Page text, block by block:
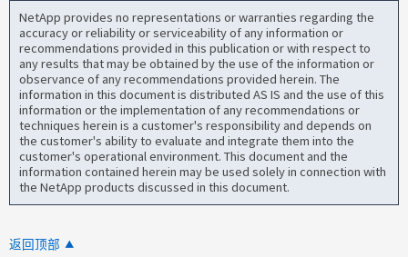
NetApp provides no representations or warranties regarding the
accuracy or reliability or serviceability of any information or
recommendations provided in this publication or with respect to
any results that may be obtained by the use of the information or
observance of any recommendations provided herein. The
information in this document is distributed AS IS and the use of this
information or the implementation of any recommendations or
techniques herein is a customer's responsibility and depends on
the customer's ability to evaluate and integrate them into the
customer's operational environment. This document and the
information contained herein may be used solely in connection with
the NetApp products discussed in this document.
返回顶部